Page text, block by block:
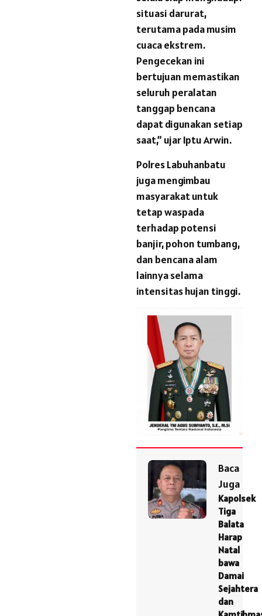
situasi darurat,
terutama pada musim
cuaca ekstrem.
Pengecekan ini
bertujuan memastikan
seluruh peralatan
tanggap bencana
dapat digunakan setiap
saat,” ujar Iptu Arwin.
Polres Labuhanbatu
juga mengimbau
masyarakat untuk
tetap waspada
terhadap potensi
banjir, pohon tumbang,
dan bencana alam
lainnya selama
intensitas hujan tinggi.
Baca
Juga
Kapolsek
Tiga
Balata
Harap
Natal
bawa
Damai
Sejahtera
dan